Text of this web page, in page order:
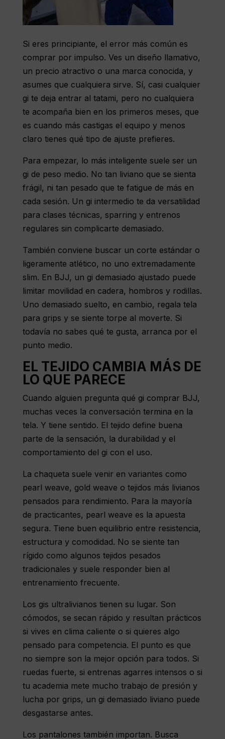
Si eres principiante, el error más común es
comprar por impulso. Ves un diseño llamativo,
un precio atractivo o una marca conocida, y
asumes que cualquiera sirve. Sí, casi cualquier
gi te deja entrar al tatami, pero no cualquiera
te acompaña bien en los primeros meses, que
es cuando más castigas el equipo y menos
claro tienes qué tipo de ajuste prefieres.
Para empezar, lo más inteligente suele ser un
gi de peso medio. No tan liviano que se sienta
frágil, ni tan pesado que te fatigue de más en
cada sesión. Un gi intermedio te da versatilidad
para clases técnicas, sparring y entrenos
regulares sin complicarte demasiado.
También conviene buscar un corte estándar o
ligeramente atlético, no uno extremadamente
slim. En BJJ, un gi demasiado ajustado puede
limitar movilidad en cadera, hombros y rodillas.
Uno demasiado suelto, en cambio, regala tela
para grips y se siente torpe al moverte. Si
todavía no sabes qué te gusta, arranca por el
punto medio.
EL TEJIDO CAMBIA MÁS DE
LO QUE PARECE
Cuando alguien pregunta qué gi comprar BJJ,
muchas veces la conversación termina en la
tela. Y tiene sentido. El tejido define buena
parte de la sensación, la durabilidad y el
comportamiento del gi con el uso.
La chaqueta suele venir en variantes como
pearl weave, gold weave o tejidos más livianos
pensados para rendimiento. Para la mayoría
de practicantes, pearl weave es la apuesta
segura. Tiene buen equilibrio entre resistencia,
estructura y comodidad. No se siente tan
rígido como algunos tejidos pesados
tradicionales y suele responder bien al
entrenamiento frecuente.
Los gis ultralivianos tienen su lugar. Son
cómodos, se secan rápido y resultan prácticos
si vives en clima caliente o si quieres algo
pensado para competencia. El punto es que
no siempre son la mejor opción para todos. Si
ruedas fuerte, si entrenas agarres intensos o si
tu academia mete mucho trabajo de presión y
lucha por grips, un gi demasiado liviano puede
desgastarse antes.
Los pantalones también importan. Busca